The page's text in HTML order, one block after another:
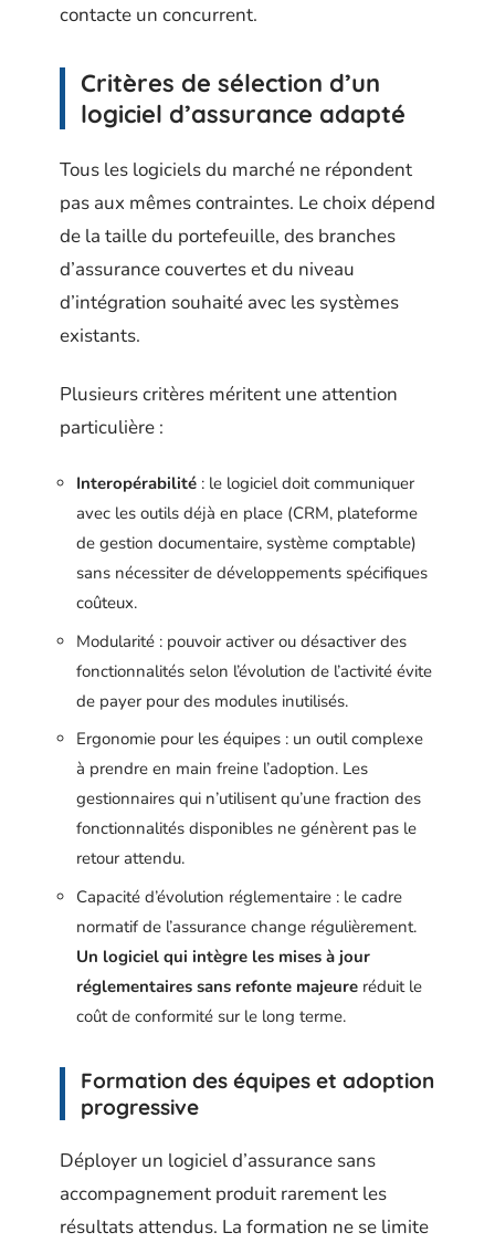
contacte un concurrent.
Critères de sélection d’un
logiciel d’assurance adapté
Tous les logiciels du marché ne répondent
pas aux mêmes contraintes. Le choix dépend
de la taille du portefeuille, des branches
d’assurance couvertes et du niveau
d’intégration souhaité avec les systèmes
existants.
Plusieurs critères méritent une attention
particulière :
Interopérabilité : le logiciel doit communiquer
avec les outils déjà en place (CRM, plateforme
de gestion documentaire, système comptable)
sans nécessiter de développements spécifiques
coûteux.
Modularité : pouvoir activer ou désactiver des
fonctionnalités selon l’évolution de l’activité évite
de payer pour des modules inutilisés.
Ergonomie pour les équipes : un outil complexe
à prendre en main freine l’adoption. Les
gestionnaires qui n’utilisent qu’une fraction des
fonctionnalités disponibles ne génèrent pas le
retour attendu.
Capacité d’évolution réglementaire : le cadre
normatif de l’assurance change régulièrement.
Un logiciel qui intègre les mises à jour
réglementaires sans refonte majeure réduit le
coût de conformité sur le long terme.
Formation des équipes et adoption
progressive
Déployer un logiciel d’assurance sans
accompagnement produit rarement les
résultats attendus. La formation ne se limite